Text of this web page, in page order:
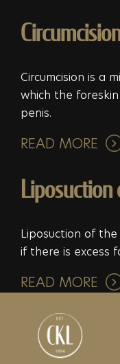
Circumcision is a
which the
penis.
READ MORE
Liposuction of
if there is excess
READ MORE